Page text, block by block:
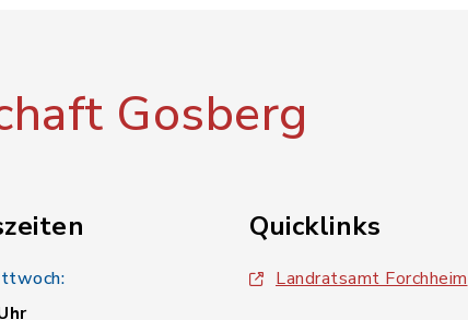
Gosberg
Quicklinks
Landratsamt Forchheim